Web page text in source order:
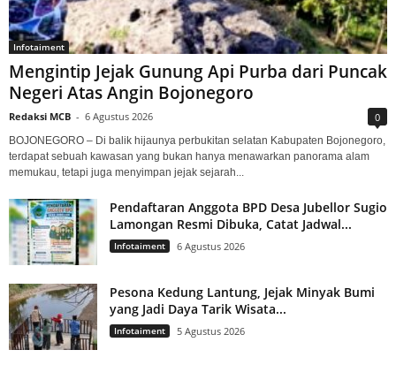
Infotaiment
Mengintip Jejak Gunung Api Purba dari Puncak
Negeri Atas Angin Bojonegoro
Redaksi MCB - 6 Agustus 2026 0
BOJONEGORO – Di balik hijaunya perbukitan selatan Kabupaten Bojonegoro,
terdapat sebuah kawasan yang bukan hanya menawarkan panorama alam
memukau, tetapi juga menyimpan jejak sejarah...
Pendaftaran Anggota BPD Desa Jubellor Sugio
Lamongan Resmi Dibuka, Catat Jadwal...
Infotaiment 6 Agustus 2026
Pesona Kedung Lantung, Jejak Minyak Bumi
yang Jadi Daya Tarik Wisata...
Infotaiment 5 Agustus 2026